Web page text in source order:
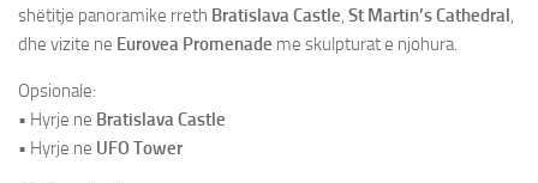
shëtitje panoramike rreth Bratislava Castle, St Martin’s Cathedral,
dhe vizite ne Eurovea Promenade me skulpturat e njohura.
Opsionale:
• Hyrje ne Bratislava Castle
• Hyrje ne UFO Tower